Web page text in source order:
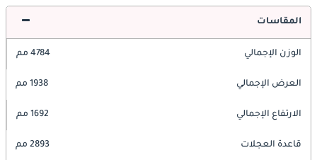
المقاسات
الوزن الإجمالي 4784 مم
العرض الإجمالي 1938 مم
الارتفاع الإجمالي 1692 مم
قاعدة العجلات 2893 مم